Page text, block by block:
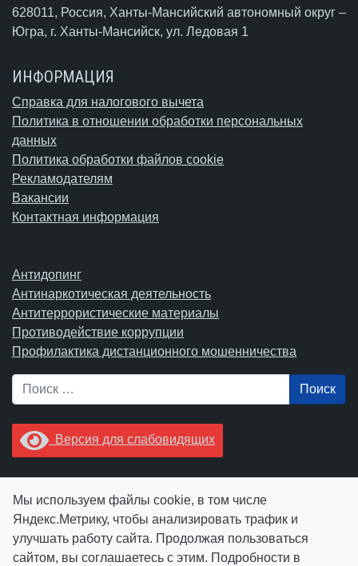
628011, Россия, Ханты-Мансийский автономный округ –
Югра, г. Ханты-Мансийск, ул. Ледовая 1
ИНФОРМАЦИЯ
Справка для налогового вычета
Политика в отношении обработки персональных
данных
Политика обработки файлов cookie
Рекламодателям
Вакансии
Контактная информация
Антидопинг
Антинаркотическая деятельность
Антитеррористические материалы
Противодействие коррупции
Профилактика дистанционного мошенничества
Поиск
Версия для слабовидящих
Ctrl+Enter.
Мы используем файлы cookie, в том числе
Яндекс.Метрику, чтобы анализировать трафик и
улучшать работу сайта. Продолжая пользоваться
сайтом, вы соглашаетесь с этим. Подробности в